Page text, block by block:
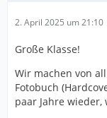
2. April 2025 um 21:10
Große Klasse!
Wir machen von
Fotobuch
paar Jahre